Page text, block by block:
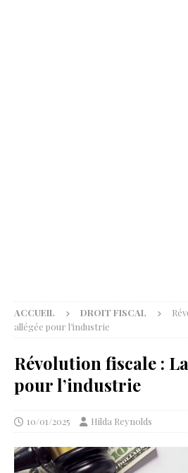
ACCUEIL DROIT FISCAL
allégée pour l’industrie
Révolution fiscale :
pour l’industrie
10/01/2025 Hilda Reynolds